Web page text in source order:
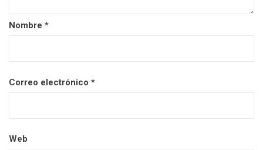
Nombre *
Correo electrónico *
Web